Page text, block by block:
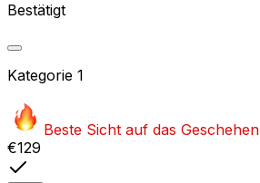
Bestätigt
Kategorie 1
Beste Sicht auf das Geschehen
€129